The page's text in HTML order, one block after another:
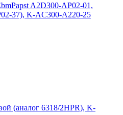
A2D300-AP02-01,
37), K-AC300-A220-25
(аналог 6318/2HPR), K-